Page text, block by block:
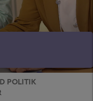
POLITIK